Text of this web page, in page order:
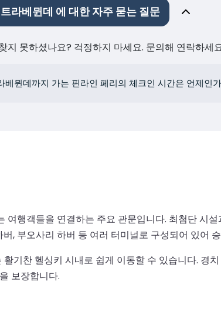
라베뮌데 에 대한 자주 묻는 질문
지 못하셨나요? 걱정하지 마세요. 문의해 연락하세
베뮌데까지 가는 핀라인 페리의 체크인 시간은 언제인
행객들을 연결하는 주요 관문입니다. 최첨단 시
, 부오사리 하버 등 여러 터미널로 구성되어 있어
기찬 헬싱키 시내로 쉽게 이동할 수 있습니다. 경
보장합니다.